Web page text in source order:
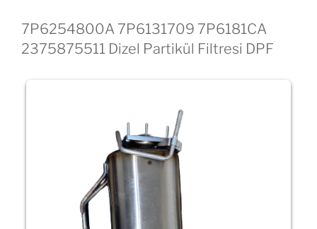
7P6254800A 7P6131709 7P6181CA
2375875511 Dizel Partikül Filtresi DPF